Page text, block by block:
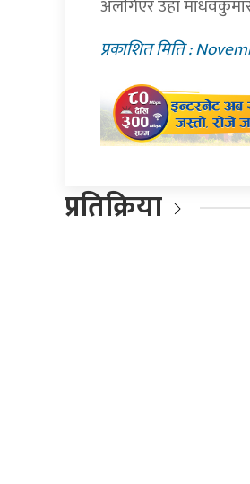
अलगिएर उहाँ
प्रकाशित मिति :
प्रतिक्रिया